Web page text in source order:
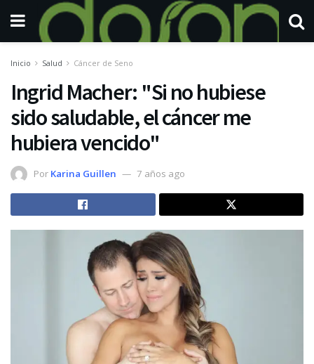
Inicio Salud Cáncer de Seno
Ingrid Macher: "Si no hubiese
sido saludable, el cáncer me
hubiera vencido"
Por Karina Guillen 7 años ago